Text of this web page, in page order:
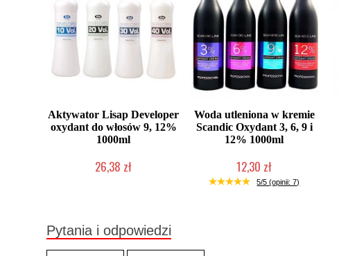
Aktywator Lisap Developer
oxydant do włosów 9, 12%
1000ml
26,38 zł
Woda utleniona w kremie
Scandic Oxydant 3, 6, 9 i
12% 1000ml
12,30 zł
Produkt wycofany
5/5 (opinii: 7)
Pytania i odpowiedzi